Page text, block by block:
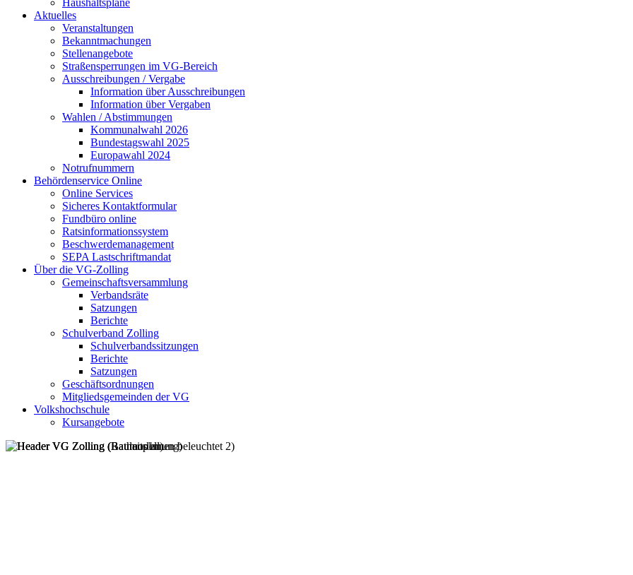
Haushaltspläne
Aktuelles
Veranstaltungen
Bekanntmachungen
Stellenangebote
Straßensperrungen im VG-Bereich
Ausschreibungen / Vergabe
Information über Ausschreibungen
Information über Vergaben
Wahlen / Abstimmungen
Kommunalwahl 2026
Bundestagswahl 2025
Europawahl 2024
Notrufnummern
Behördenservice Online
Online Services
Sicheres Kontaktformular
Fundbüro online
Ratsinformationssystem
Beschwerdemanagement
SEPA Lastschriftmandat
Über die VG-Zolling
Gemeinschaftsversammlung
Verbandsräte
Satzungen
Berichte
Schulverband Zolling
Schulverbandssitzungen
Berichte
Satzungen
Geschäftsordnungen
Mitgliedsgemeinden der VG
Volkshochschule
Kursangebote